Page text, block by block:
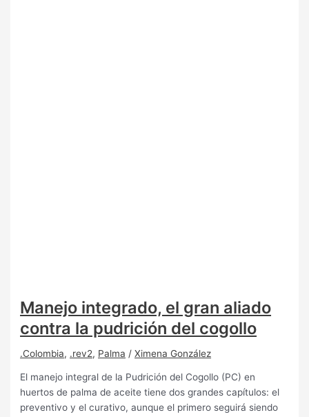
Manejo integrado, el gran aliado
contra la pudrición del cogollo
.Colombia, .rev2, Palma /Ximena González
El manejo integral de la Pudrición del Cogollo (PC) en
huertos de palma de aceite tiene dos grandes capítulos: el
preventivo y el curativo, aunque el primero seguirá siendo